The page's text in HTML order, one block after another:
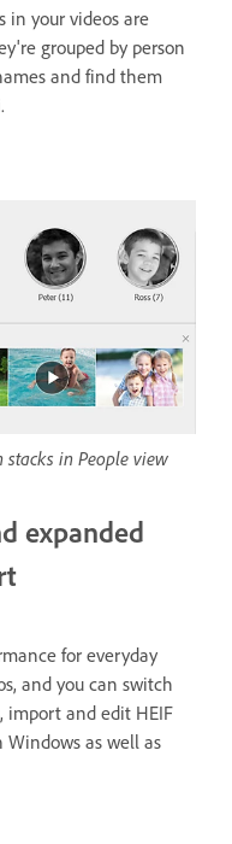
in your videos are
grouped by person
and find them
in People view
expanded
for everyday
and you can switch
import and edit HEIF
Windows as well as